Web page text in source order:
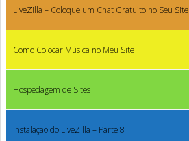
LiveZilla – Coloque um Chat Gratuito no Seu Site
Como Colocar Música no Meu Site
Hospedagem de Sites
Instalação do LiveZilla – Parte 8